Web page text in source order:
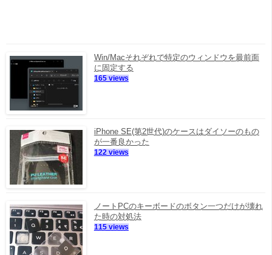
Win/Macそれぞれで特定のウィンドウを最前面
に固定する
165 views
iPhone SE(第2世代)のケースはダイソーのもの
が一番良かった
122 views
ノートPCのキーボードのボタン一つだけが壊れ
た時の対処法
115 views